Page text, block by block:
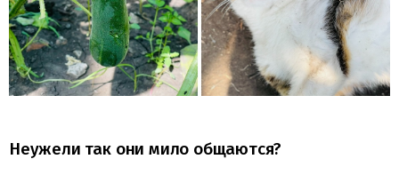
Неужели так они мило общаются?